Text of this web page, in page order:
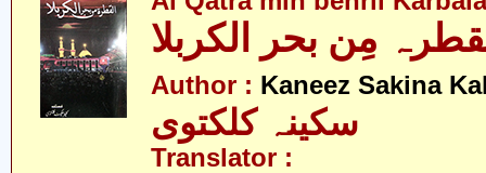
مِن بحر الکربلا
Author : Kaneez Sakina
سکینہ کلکتوی
Translator :